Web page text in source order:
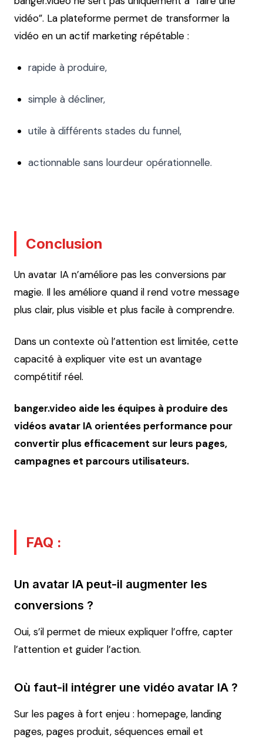
vidéo”. La plateforme permet de transformer la
vidéo en un actif marketing répétable :
rapide à produire,
simple à décliner,
utile à différents stades du funnel,
actionnable sans lourdeur opérationnelle.
Conclusion
Un avatar IA n’améliore pas les conversions par
magie. Il les améliore quand il rend votre message
plus clair, plus visible et plus facile à comprendre.
Dans un contexte où l’attention est limitée, cette
capacité à expliquer vite est un avantage
compétitif réel.
banger.video aide les équipes à produire des
vidéos avatar IA orientées performance pour
convertir plus efficacement sur leurs pages,
campagnes et parcours utilisateurs.
FAQ :
Un avatar IA peut-il augmenter les
conversions ?
Oui, s’il permet de mieux expliquer l’offre, capter
l’attention et guider l’action.
Où faut-il intégrer une vidéo avatar IA ?
Sur les pages à fort enjeu : homepage, landing
pages, pages produit, séquences email et